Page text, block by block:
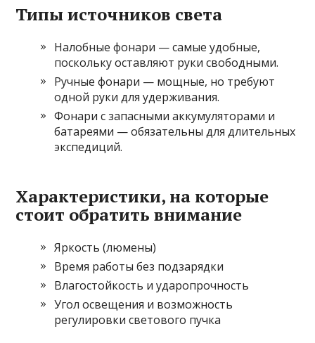
Типы источников света
Налобные фонари — самые удобные,
поскольку оставляют руки свободными.
Ручные фонари — мощные, но требуют
одной руки для удерживания.
Фонари с запасными аккумуляторами и
батареями — обязательны для длительных
экспедиций.
Характеристики, на которые
стоит обратить внимание
Яркость (люмены)
Время работы без подзарядки
Влагостойкость и ударопрочность
Угол освещения и возможность
регулировки светового пучка